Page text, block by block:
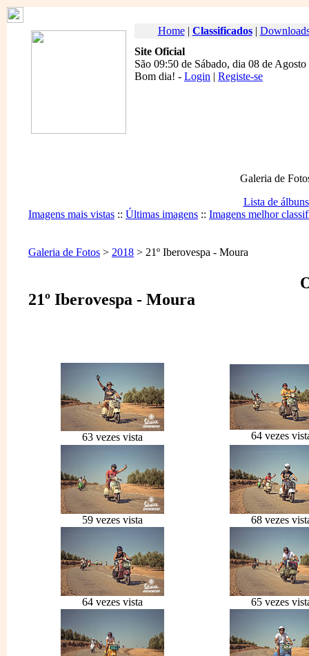
Home| Classificados|
Site Oficial
São 09:50 de Sábado, dia 08 de
Bom dia! - Login | Registe-se
Galeria de
Lista de álbuns
Imagens mais vistas :: Últimas imagens :: Imagens melhor
Galeria de Fotos > 2018 > 21º Iberovespa - Moura
21º Iberovespa - Moura
63 vezes vista 64 vezes
59 vezes vista 68 vezes
64 vezes vista 65 vezes